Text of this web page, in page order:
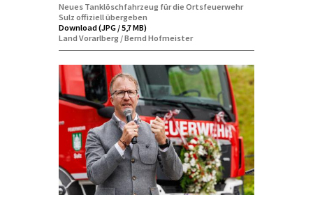
Neues Tanklöschfahrzeug für die Ortsfeuerwehr
Sulz offiziell übergeben
Download (JPG / 5,7 MB)
Land Vorarlberg / Bernd Hofmeister